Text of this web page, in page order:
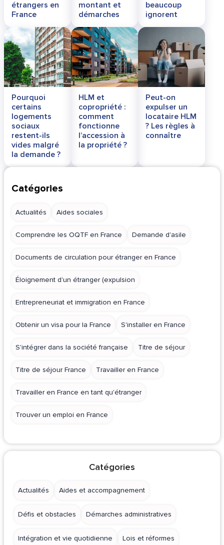
étrangers en
France
montant et
démarches
beaucoup
ignorent
Pourquoi
certains
logements
sociaux
restent-ils
vides malgré
la demande ?
HLM et
copropriété :
comment
fonctionne
l’accession à
la propriété ?
Peut-on
expulser un
locataire HLM
? Les règles à
connaître
Catégories
Actualités Aides sociales
Comprendre les OQTF en France Demande d'asile
Documents de circulation pour étranger en France
Éloignement d'un étranger (expulsion
Entrepreneuriat et immigration en France
Obtenir un visa pour la France S'installer en France
S'intégrer dans la société française Titre de séjour
Titre de séjour France Travailler en France
Travailler en France en tant qu'étranger
Trouver un emploi en France
Catégories
Actualités Aides et accompagnement
Défis et obstacles Démarches administratives
Intégration et vie quotidienne Lois et réformes